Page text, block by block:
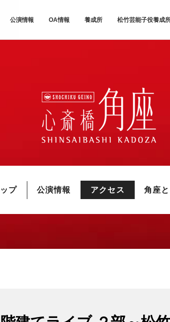
公演情報 OA情報 養成所 松竹芸能子役養成
プ 公演情報 アクセス 角座